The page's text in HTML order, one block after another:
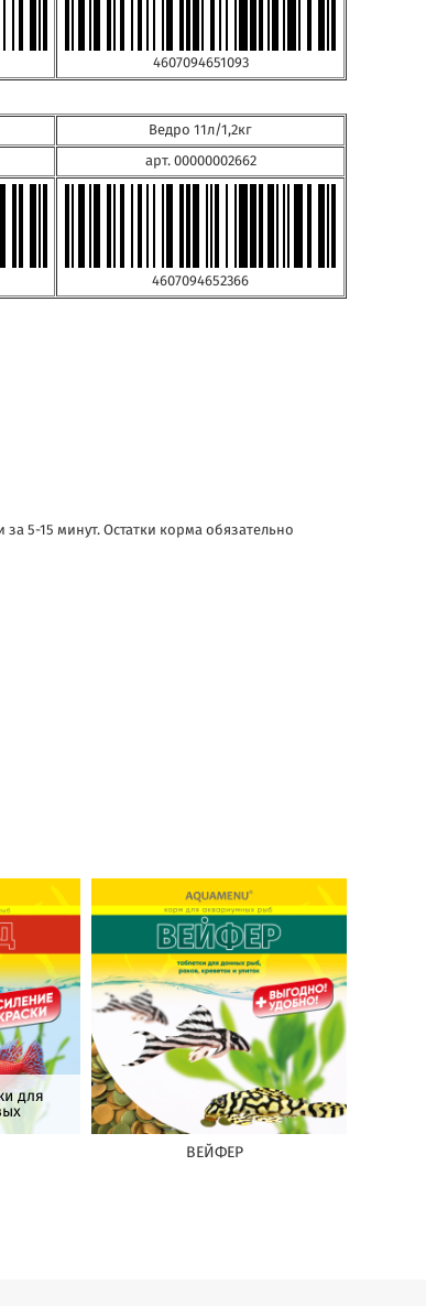
4607094651093
Ведро 11л/1,2кг
арт. 00000002662
4607094652366
5-15 минут. Остатки корма обязательно
для
ВЕЙФЕР